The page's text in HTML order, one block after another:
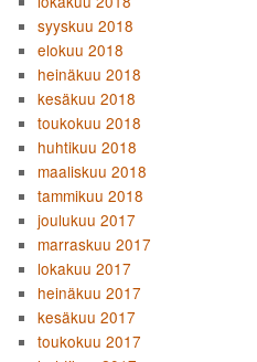
syyskuu 2018
elokuu 2018
heinäkuu 2018
kesäkuu 2018
toukokuu 2018
huhtikuu 2018
maaliskuu 2018
tammikuu 2018
joulukuu 2017
marraskuu 2017
lokakuu 2017
heinäkuu 2017
kesäkuu 2017
toukokuu 2017